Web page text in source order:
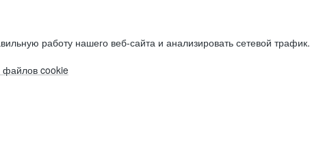
работу нашего веб-сайта и анализировать сетевой трафик.
файлов cookie